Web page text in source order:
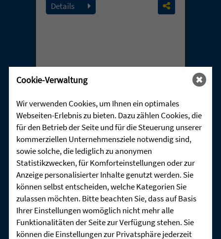
Details
ALLES NEU – NEU BEGLEITET
19. April 2026
Details
Cookie-Verwaltung
Wir verwenden Cookies, um Ihnen ein optimales
Webseiten-Erlebnis zu bieten. Dazu zählen Cookies, die
für den Betrieb der Seite und für die Steuerung unserer
kommerziellen Unternehmensziele notwendig sind,
sowie solche, die lediglich zu anonymen
Statistikzwecken, für Komforteinstellungen oder zur
Anzeige personalisierter Inhalte genutzt werden. Sie
können selbst entscheiden, welche Kategorien Sie
zulassen möchten. Bitte beachten Sie, dass auf Basis
Ihrer Einstellungen womöglich nicht mehr alle
Funktionalitäten der Seite zur Verfügung stehen. Sie
können die Einstellungen zur Privatsphäre jederzeit